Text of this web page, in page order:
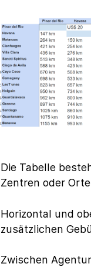
Die Tabelle
Zentren oder
Horizontal und
zusätzlichen
Zwischen